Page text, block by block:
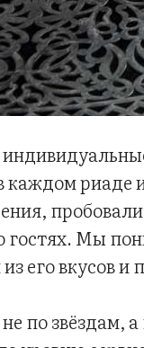
каждом риаде
гостях. Мы
его вкусов и
по звёздам,